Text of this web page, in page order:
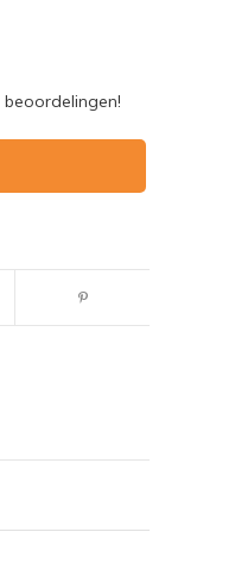
beoordelingen!